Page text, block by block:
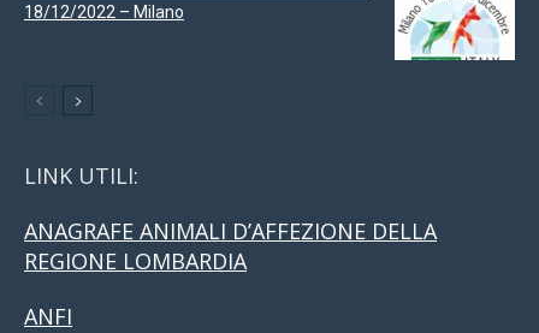
18/12/2022 – Milano
LINK UTILI:
ANAGRAFE ANIMALI D’AFFEZIONE DELLA
REGIONE LOMBARDIA
ANFI